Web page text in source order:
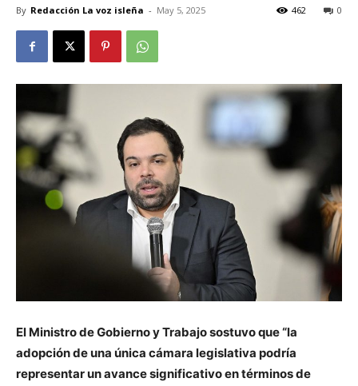
By Redacción La voz isleña - May 5, 2025 0
462
El Ministro de Gobierno y Trabajo sostuvo que “la
adopción de una única cámara legislativa podría
representar un avance significativo en términos de